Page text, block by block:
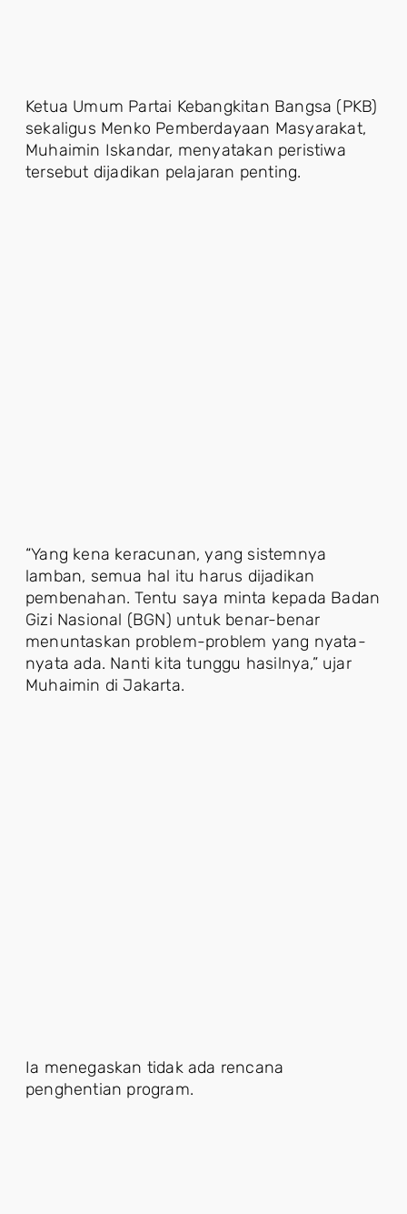
Ketua Umum Partai Kebangkitan Bangsa (PKB)
sekaligus Menko Pemberdayaan Masyarakat,
Muhaimin Iskandar, menyatakan peristiwa
tersebut dijadikan pelajaran penting.
“Yang kena keracunan, yang sistemnya
lamban, semua hal itu harus dijadikan
pembenahan. Tentu saya minta kepada Badan
Gizi Nasional (BGN) untuk benar-benar
menuntaskan problem-problem yang nyata-
nyata ada. Nanti kita tunggu hasilnya,” ujar
Muhaimin di Jakarta.
Ia menegaskan tidak ada rencana
penghentian program.